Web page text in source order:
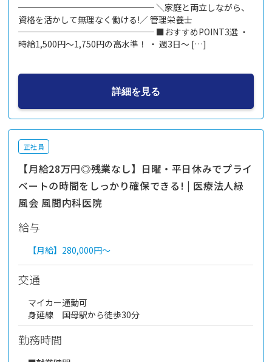
──────────────── ＼家庭と両立しながら、
資格を活かして無理なく働ける!／ 管理栄養士
──────────────── ■おすすめPOINT3選 ・
時給1,500円～1,750円の高水準！ ・ 週3日～ […]
詳細を見る
正社員
【月給28万円◎残業なし】日曜・平日休みでプライ
ベートの時間をしっかり確保できる! | 医療法人緑
風会 風間内科医院
給与
【月給】 280,000円～
交通
マイカー通勤可
身延線 国母駅から徒歩30分
勤務時間